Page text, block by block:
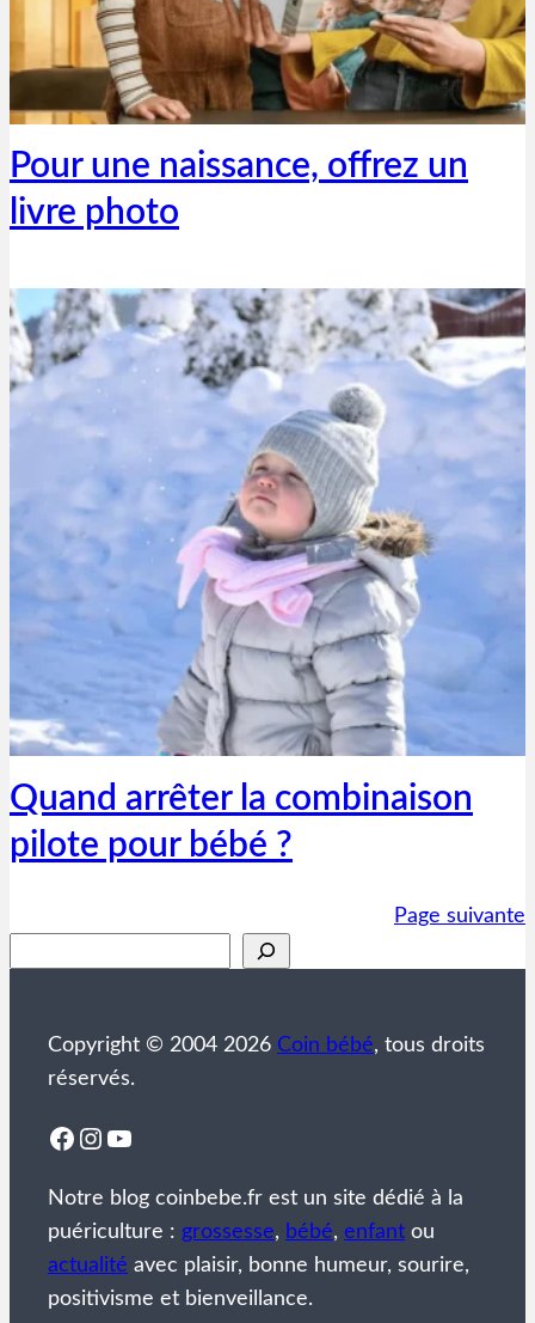
Thibaut Parent
20 février 2023
Pour une naissance, offrez un
livre photo
Thibaut Parent
11 janvier 2023
Quand arrêter la combinaison
pilote pour bébé ?
Page suivante
Copyright © 2004 2026 Coin bébé, tous droits
réservés.
Facebook
Instagram
YouTube
Notre blog coinbebe.fr est un site dédié à la
puériculture : grossesse, bébé, enfant ou
actualité avec plaisir, bonne humeur, sourire,
positivisme et bienveillance.